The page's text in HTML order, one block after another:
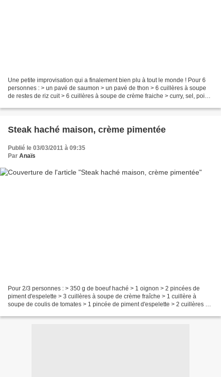
Une petite improvisation qui a finalement bien plu à tout le monde ! Pour 6
personnes : > un pavé de saumon > un pavé de thon > 6 cuillères à soupe
de restes de riz cuit > 6 cuillères à soupe de crème fraiche > curry, sel, poivre
Steak haché maison, crème pimentée
Publié le 03/03/2011 à 09:35
Par Anaïs
Pour 2/3 personnes : > 350 g de boeuf haché > 1 oignon > 2 pincées de
piment d'espelette > 3 cuillères à soupe de crème fraîche > 1 cuillère à
soupe de coulis de tomates > 1 pincée de piment d'espelette > 2 cuillères à